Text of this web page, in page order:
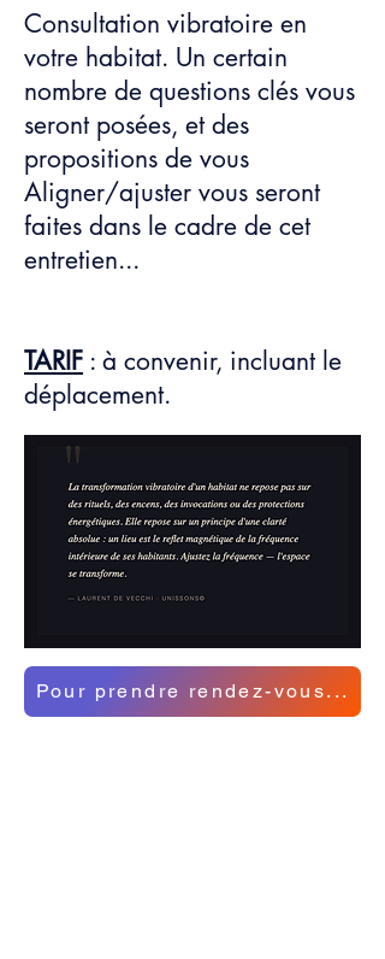
Consultation vibratoire en
votre habitat. Un certain
nombre de questions clés vous
seront posées, et des
propositions de vous
Aligner/ajuster vous seront
faites dans le cadre de cet
entretien...
TARIF : à convenir, incluant le
déplacement.
Pour prendre rendez-vous...